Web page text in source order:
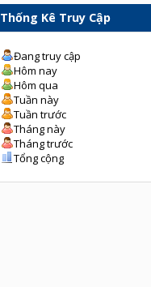
Thống Kê Truy Cập
Đang truy cập
Hôm nay
Hôm qua
Tuần này
Tuần trước
Tháng này
Tháng trước
Tổng cộng